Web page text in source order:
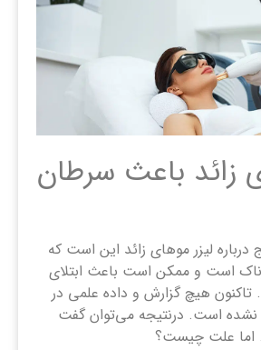
زائد باعث سرطان
درباره لیزر موهای زائد این است که
است و ممکن است باعث ابتلای
هیچ گزارش و داده علمی در
است. درنتیجه می‌توان گفت
اما علت چیست؟